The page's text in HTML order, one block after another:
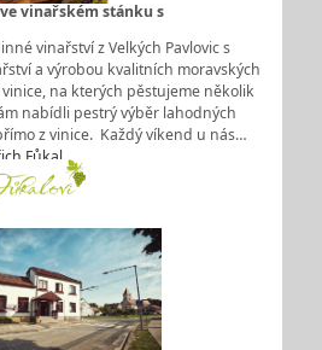
vinařském stánku s
vinařství z Velkých Pavlovic s
a výrobou kvalitních moravských
na kterých pěstujeme několik
nabídli pestrý výběr lahodných
z vinice. Každý víkend u nás…
Fůkal